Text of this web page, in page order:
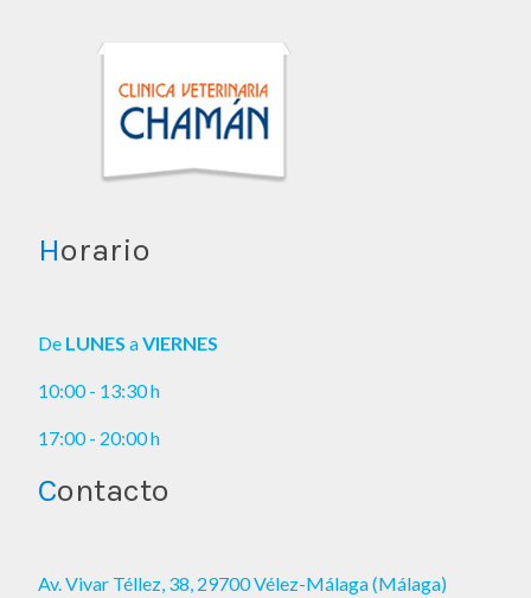
Horario
De LUNES aVIERNES
10:00 - 13:30 h
17:00 - 20:00 h
Contacto
Av. Vivar Téllez, 38, 29700 Vélez-Málaga (Málaga)